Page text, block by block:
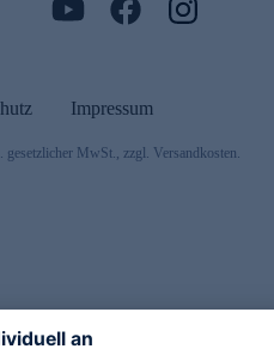
Impressum
MwSt., zzgl. Versandkosten.